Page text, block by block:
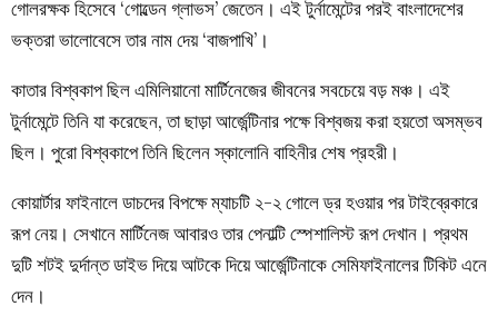
গোলরক্ষক হিসেবে ‘গোল্ডেন গ্লাভস’ জেতেন। এই টুর্নামেন্টের পরই বাংলাদেশের
ভক্তরা ভালোবেসে তার নাম দেয় ‘বাজপাখি’।
কাতার বিশ্বকাপ ছিল এমিলিয়ানো মার্টিনেজের জীবনের সবচেয়ে বড় মঞ্চ। এই
টুর্নামেন্টে তিনি যা করেছেন, তা ছাড়া আর্জেন্টিনার পক্ষে বিশ্বজয় করা হয়তো অসম্ভব
ছিল। পুরো বিশ্বকাপে তিনি ছিলেন স্কালোনি বাহিনীর শেষ প্রহরী।
কোয়ার্টার ফাইনালে ডাচদের বিপক্ষে ম্যাচটি ২-২ গোলে ড্র হওয়ার পর টাইব্রেকারে
রূপ নেয়। সেখানে মার্টিনেজ আবারও তার পেনাল্টি স্পেশালিস্ট রূপ দেখান। প্রথম
দুটি শটই দুর্দান্ত ডাইভ দিয়ে আটকে দিয়ে আর্জেন্টিনাকে সেমিফাইনালের টিকিট এনে
দেন।